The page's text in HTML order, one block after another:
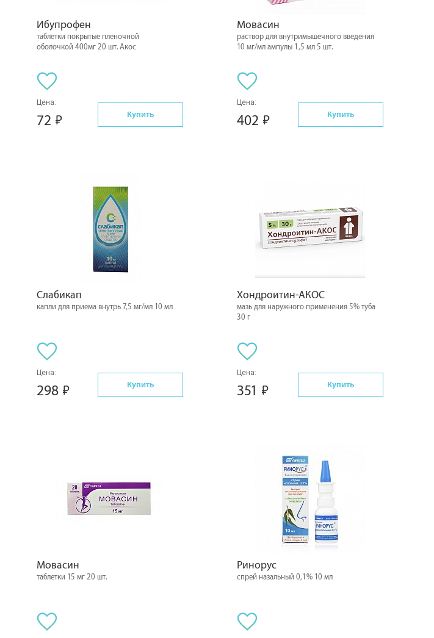
Ибупрофен
таблетки покрытые пленочной
оболочкой 400мг 20 шт. Акос
Цена:
72 Купить
Мовасин
раствор для внутримышечного введения
10 мг/мл ампулы 1,5 мл 5 шт.
Цена:
402 Купить
Слабикап
капли для приема внутрь 7,5 мг/мл 10 мл
Цена:
298 Купить
Хондроитин-АКОС
мазь для наружного применения 5% туба
30 г
Цена:
351 Купить
Мовасин
таблетки 15 мг 20 шт.
Ринорус
спрей назальный 0,1% 10 мл